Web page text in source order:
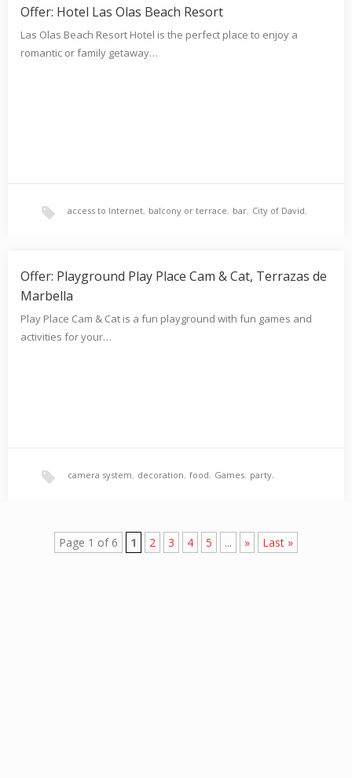
Offer: Hotel Las Olas Beach Resort
Las Olas Beach Resort Hotel is the perfect place to enjoy a
romantic or family getaway…
access to Internet, balcony or terrace, bar, City of David,
Professional gym , romantic getaway,
tiled flooring, wake up and desktop
Offer: Playground Play Place Cam & Cat, Terrazas de
Marbella
Play Place Cam & Cat is a fun playground with fun games and
activities for your…
camera system, decoration, food, Games, party,
playground, reliability Security ,
Page 1 of 6 1 2 3 4 5 ... » Last »